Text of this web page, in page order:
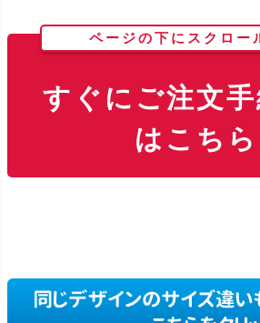
ページの下にスクロー
すぐにご注文
はこち